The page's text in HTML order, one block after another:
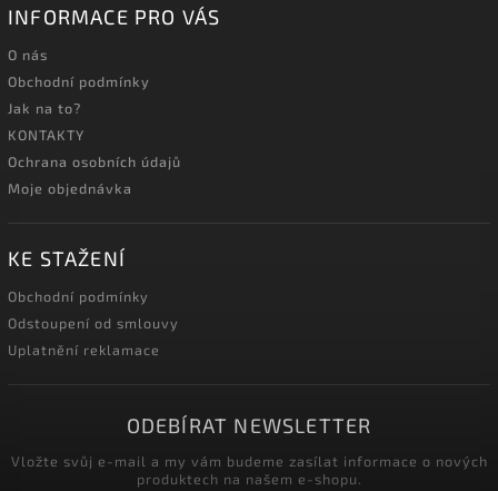
INFORMACE PRO VÁS
O nás
Obchodní podmínky
Jak na to?
KONTAKTY
Ochrana osobních údajů
Moje objednávka
KE STAŽENÍ
Obchodní podmínky
Odstoupení od smlouvy
Uplatnění reklamace
ODEBÍRAT NEWSLETTER
Vložte svůj e-mail a my vám budeme zasílat informace o nových
produktech na našem e-shopu.